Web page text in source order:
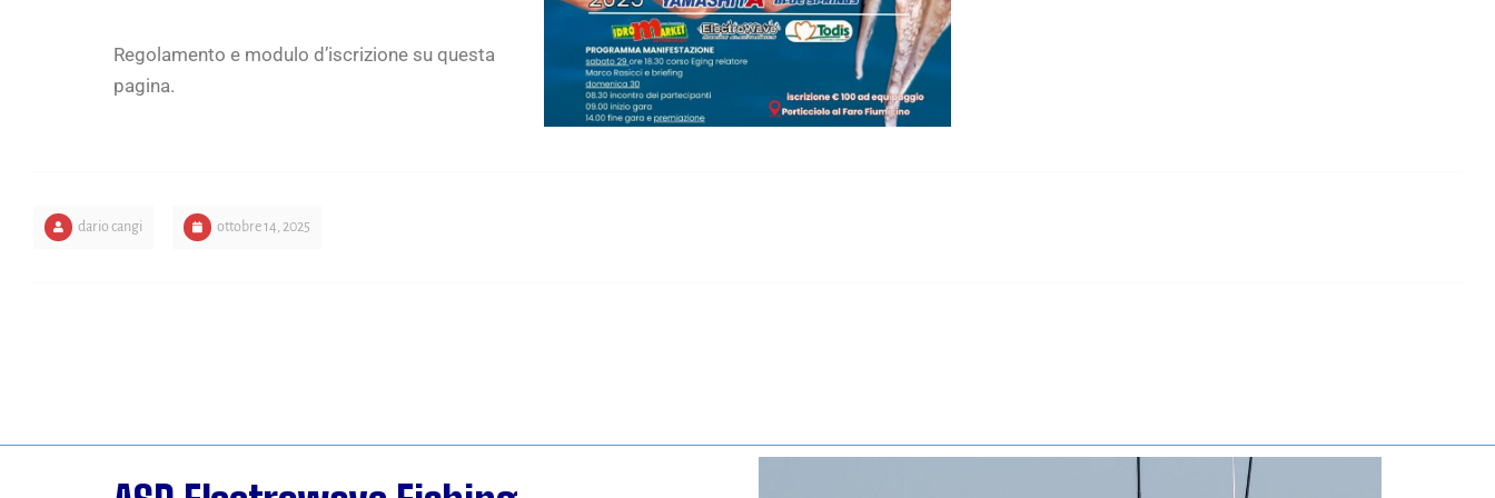
Regolamento e modulo d’iscrizione su questa
pagina.
dario cangi ottobre 14, 2025